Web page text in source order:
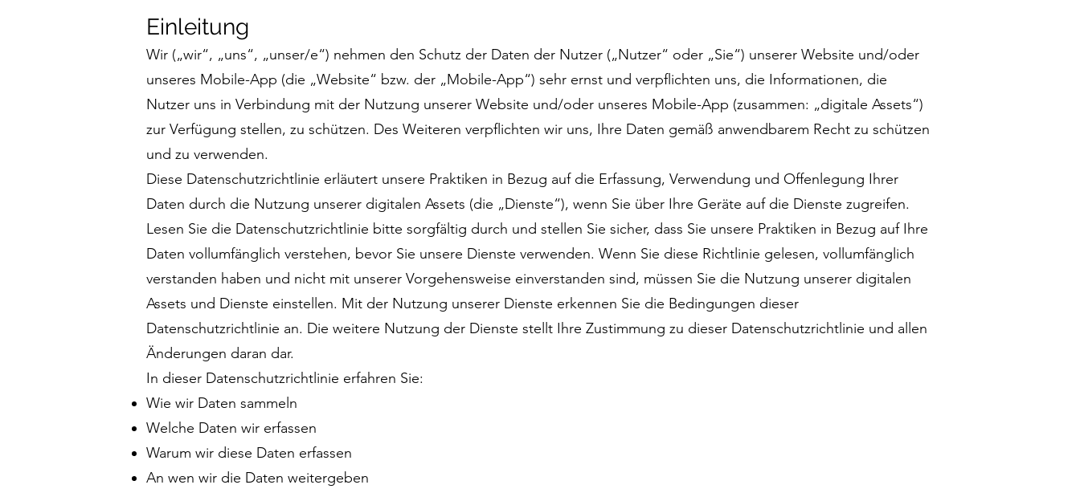
Einleitung
Wir („wir“, „uns“, „unser/e“) nehmen den Schutz der Daten der Nutzer („Nutzer“ oder „Sie“) unserer Website und/oder
unseres Mobile-App (die „Website“ bzw. der „Mobile-App“) sehr ernst und verpflichten uns, die Informationen, die
Nutzer uns in Verbindung mit der Nutzung unserer Website und/oder unseres Mobile-App (zusammen: „digitale Assets“)
zur Verfügung stellen, zu schützen. Des Weiteren verpflichten wir uns, Ihre Daten gemäß anwendbarem Recht zu schützen
und zu verwenden.
Diese Datenschutzrichtlinie erläutert unsere Praktiken in Bezug auf die Erfassung, Verwendung und Offenlegung Ihrer
Daten durch die Nutzung unserer digitalen Assets (die „Dienste“), wenn Sie über Ihre Geräte auf die Dienste zugreifen.
Lesen Sie die Datenschutzrichtlinie bitte sorgfältig durch und stellen Sie sicher, dass Sie unsere Praktiken in Bezug auf Ihre
Daten vollumfänglich verstehen, bevor Sie unsere Dienste verwenden. Wenn Sie diese Richtlinie gelesen, vollumfänglich
verstanden haben und nicht mit unserer Vorgehensweise einverstanden sind, müssen Sie die Nutzung unserer digitalen
Assets und Dienste einstellen. Mit der Nutzung unserer Dienste erkennen Sie die Bedingungen dieser
Datenschutzrichtlinie an. Die weitere Nutzung der Dienste stellt Ihre Zustimmung zu dieser Datenschutzrichtlinie und allen
Änderungen daran dar.
In dieser Datenschutzrichtlinie erfahren Sie:
Wie wir Daten sammeln
Welche Daten wir erfassen
Warum wir diese Daten erfassen
An wen wir die Daten weitergeben